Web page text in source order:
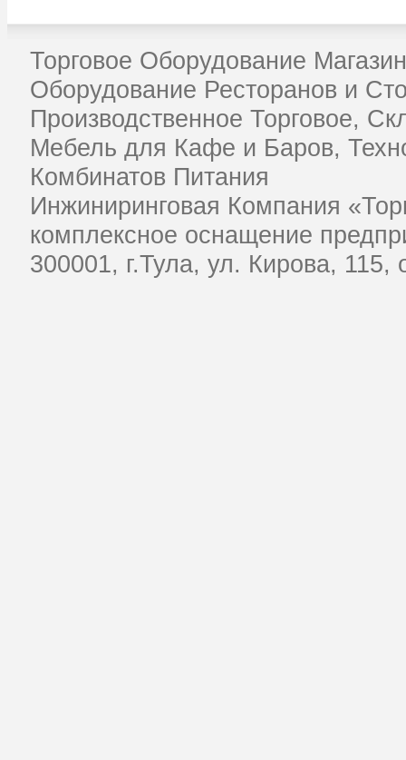
Торговое Оборудование
Оборудование Ресторанов и
Производственное Торговое,
Мебель для Кафе и Баров,
Комбинатов Питания
Инжиниринговая Компания
комплексное оснащение
​300001, г.Тула, ул. Кирова, 115,